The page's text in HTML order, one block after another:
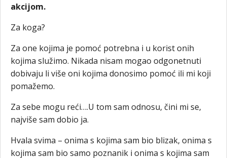
akcijom.
Za koga?
Za one kojima je pomoć potrebna i u korist onih
kojima služimo. Nikada nisam mogao odgonetnuti
dobivaju li više oni kojima donosimo pomoć ili mi koji
pomažemo.
Za sebe mogu reći….U tom sam odnosu, čini mi se,
najviše sam dobio ja.
Hvala svima – onima s kojima sam bio blizak, onima s
kojima sam bio samo poznanik i onima s kojima sam